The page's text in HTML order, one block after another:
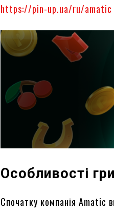
https://pin-up.ua/ru/amatic
Особливості
Спочатку компанія Amatic